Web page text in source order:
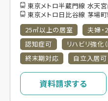
東京メトロ半蔵門線 水天
東京メトロ日比谷線 茅場
25㎡以上の居室
夫婦・
認知症可
リハビリ強化
終末期対応
自立入居可
資料請求する